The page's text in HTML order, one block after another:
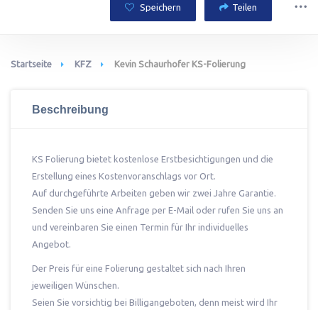
Speichern Teilen
Startseite KFZ Kevin Schaurhofer KS-Folierung
Beschreibung
KS Folierung bietet kostenlose Erstbesichtigungen und die
Erstellung eines Kostenvoranschlags vor Ort.
Auf durchgeführte Arbeiten geben wir zwei Jahre Garantie.
Senden Sie uns eine Anfrage per E-Mail oder rufen Sie uns an
und vereinbaren Sie einen Termin für Ihr individuelles
Angebot.
Der Preis für eine Folierung gestaltet sich nach Ihren
jeweiligen Wünschen.
Seien Sie vorsichtig bei Billigangeboten, denn meist wird Ihr